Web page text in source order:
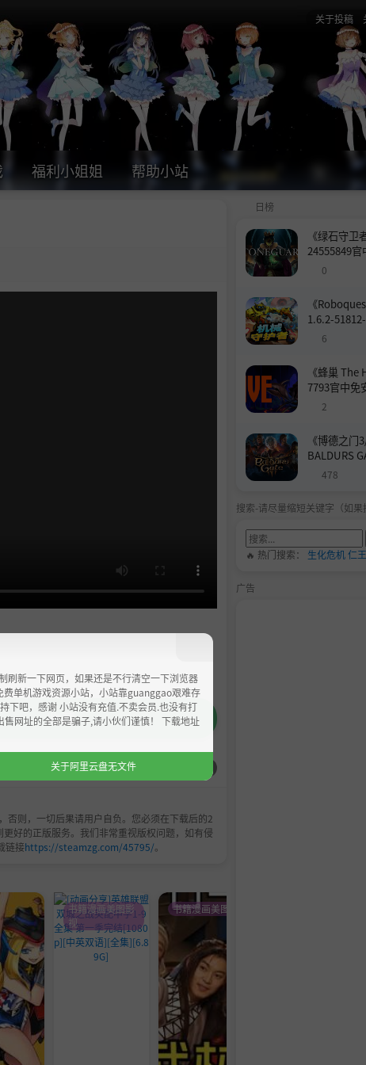
关于投稿
福利小姐姐 帮助小站
收藏
否则，一切后果请用户自负。您必须在下载后的2
好的正版服务。我们非常重视版权问题，如有侵
链接https://steamzg.com/45795/。
书籍漫画美图影
视
书籍漫画美图影视
日榜
《绿石守
24555849
0
《
1.6.2-
机版官中简体
6
《蜂巢
7793官中免
2
《博德之
BALDURS
8727-Build
478
搜索-请尽量缩短关键字（如果
🔥 热门搜索： 生化危机仁王
广告
刷新一下网页，如果还是不行清空一下浏览器
单机游戏资源小站，小站靠guanggao艰难存
下吧，感谢 小站没有充值.不卖会员.也没有打
网址的全部是骗子,请小伙们谨慎！ 下载地址
关于阿里云盘无文件